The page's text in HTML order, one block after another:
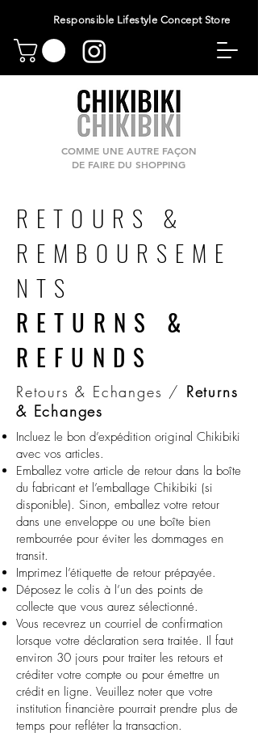
Responsible Lifestyle Concept Store
COMME UNE AUTRE FAÇON
DE FAIRE DU SHOPPING
RETOURS &
REMBOURSEME
NTS
RETURNS &
REFUNDS
Retours & Echanges / Returns
& Echanges
Incluez le bon d’expédition original Chikibiki
avec vos articles.
Emballez votre article de retour dans la boîte
du fabricant et l’emballage Chikibiki (si
disponible). Sinon, emballez votre retour
dans une enveloppe ou une boîte bien
rembourrée pour éviter les dommages en
transit.
Imprimez l’étiquette de retour prépayée.
Déposez le colis à l’un des points de
collecte que vous aurez sélectionné.
Vous recevrez un courriel de confirmation
lorsque votre déclaration sera traitée. Il faut
environ 30 jours pour traiter les retours et
créditer votre compte ou pour émettre un
crédit en ligne. Veuillez noter que votre
institution financière pourrait prendre plus de
temps pour refléter la transaction.